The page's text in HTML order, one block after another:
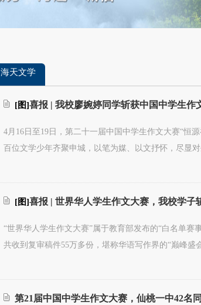
海天文学
[图]喜报 | 我校廖婉婷同学斩获中国中学生作
4月16日至19日，第二十一届中国中学生作文大赛“恒
百位文学少年齐聚申城，以笔为媒、以文抒怀，尽显
[图]喜报 | 世界华人学生作文大赛，我校学子
“世界华人学生作文大赛”属于教育部发布的“白名单赛
共收到复审稿件55万多份，堪称华语写作界的“巅峰盛会
第21届中国中学生作文大赛，仙桃一中42名